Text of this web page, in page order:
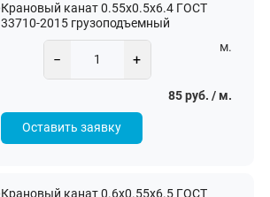
Крановый канат 0.55х0.5х6.4 ГОСТ
33710-2015 грузоподъемный
− +
м.
85 руб. / м.
Оставить заявку